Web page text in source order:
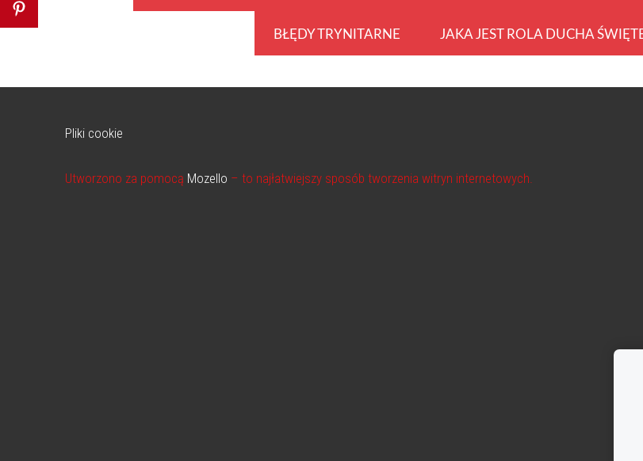
BŁĘDY TRYNITARNE JAKA JEST ROLA DUCHA
Pliki cookie
Utworzono za pomocą Mozello – to najłatwiejszy sposób tworzenia witryn internetowych.